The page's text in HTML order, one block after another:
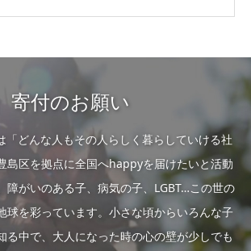
寄付のお願い
「どんな人もその人らしく暮らしていける社
島区を拠点に全国へhappyを届けたいと活動
障がいのある子、病気の子、LGBT…この世の
球を彩っています。小さな頃からいろんな子
る中で、大人になった時の心の壁が少しでも